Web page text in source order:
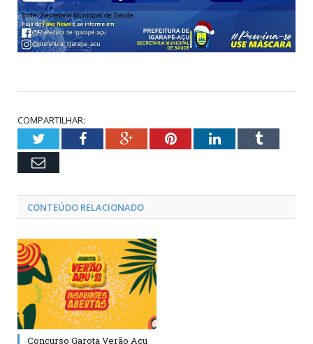
COMPARTILHAR:
TwitterFacebookGoogle+PinterestLinkedInTumblr
Email
CONTEÚDO RELACIONADO
Concurso Garota Verão Açu